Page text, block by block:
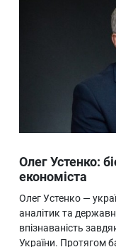
Олег Устенко:
економіста
Олег Устенко —
аналітик та
впізнаваність
України. Протягом